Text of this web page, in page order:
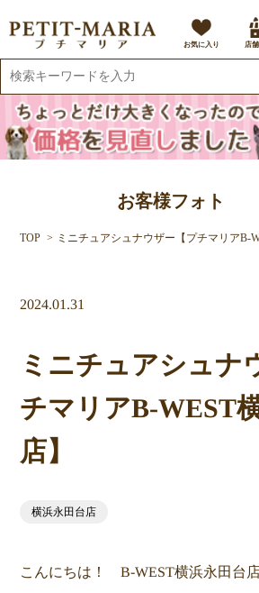
お気に入り 店
お客様フォト
TOP ミニチュアシュナウザー【プチマリアB-
2024.01.31
ミニチュアシュナ
チマリアB-WEST
店】
横浜永田台店
こんにちは！ B-WEST横浜永田台